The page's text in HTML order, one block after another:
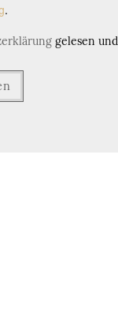
.
gelesen